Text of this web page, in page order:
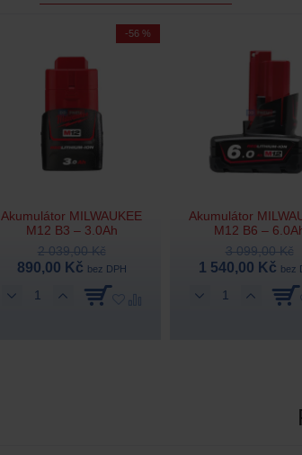
-56 %
Akumulátor MILWAUKEE
M12 B3 – 3.0Ah
2 039,00 Kč
890,00 Kč bez DPH
Akumulátor
M12 B6 –
3 099,00 Kč
1 540,00 Kč bez